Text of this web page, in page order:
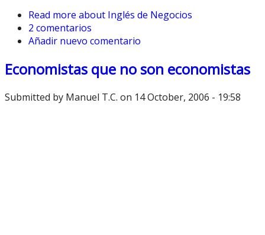
Read more about Inglés de Negocios
2 comentarios
Añadir nuevo comentario
Economistas que no son economistas
Submitted by Manuel T.C. on 14 October, 2006 - 19:58